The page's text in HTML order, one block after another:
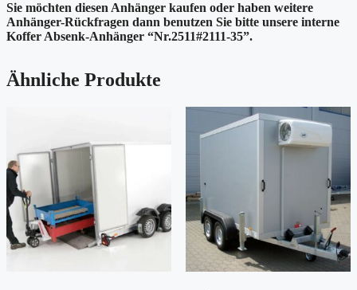
Sie möchten diesen Anhänger kaufen oder haben weitere
Anhänger-Rückfragen dann benutzen Sie bitte unsere interne
Koffer Absenk-Anhänger “Nr.2511#2111-35”.
Ähnliche Produkte